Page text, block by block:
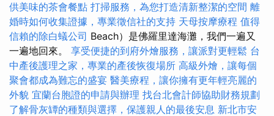
供美味的茶會餐點 打掃服務，為您打造清新整潔的空間 離
婚時如何收集證據，專業徵信社的支持 天母按摩療程 值得
信賴的除白蟻公司 Beach）是佛羅里達海灘，我們一遍又
一遍地回來。 享受便捷的到府外燴服務，讓派對更輕鬆 台
中產後護理之家，專業的產後恢復場所 高級外燴，讓每個
聚會都成為難忘的盛宴 醫美療程，讓你擁有更年輕亮麗的
外貌 宜蘭台胞證的申請與辦理 找台北會計師協助財務規劃
了解骨灰罈的種類與選擇，保護親人的最後安息 新北市安